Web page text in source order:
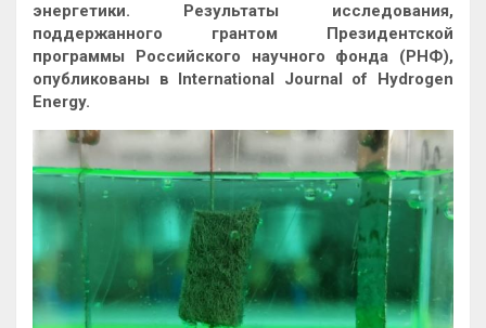
энергетики. Результаты исследования,
поддержанного грантом Президентской
программы Российского научного фонда (РНФ),
опубликованы в International Journal of Hydrogen
Energy.